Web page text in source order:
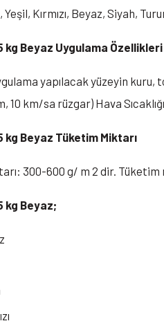
Yeşil, Kırmızı, Beyaz, Siyah,
kg Beyaz Uygulama Özellikleri
yapılacak yüzeyin kuru,
10 km/sa rüzgar) Hava
kg Beyaz Tüketim Miktarı
300-600 g/ m 2 dir.
kg Beyaz;